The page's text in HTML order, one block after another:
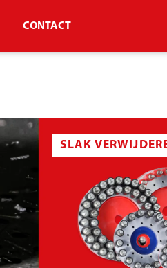
CONTACT
SLAK